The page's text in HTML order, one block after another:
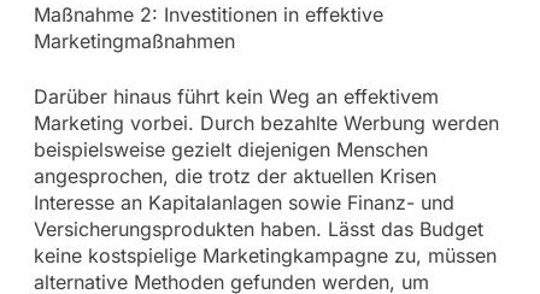
Maßnahme 2: Investitionen in effektive
Marketingmaßnahmen
Darüber hinaus führt kein Weg an effektivem
Marketing vorbei. Durch bezahlte Werbung werden
beispielsweise gezielt diejenigen Menschen
angesprochen, die trotz der aktuellen Krisen
Interesse an Kapitalanlagen sowie Finanz- und
Versicherungsprodukten haben. Lässt das Budget
keine kostspielige Marketingkampagne zu, müssen
alternative Methoden gefunden werden, um